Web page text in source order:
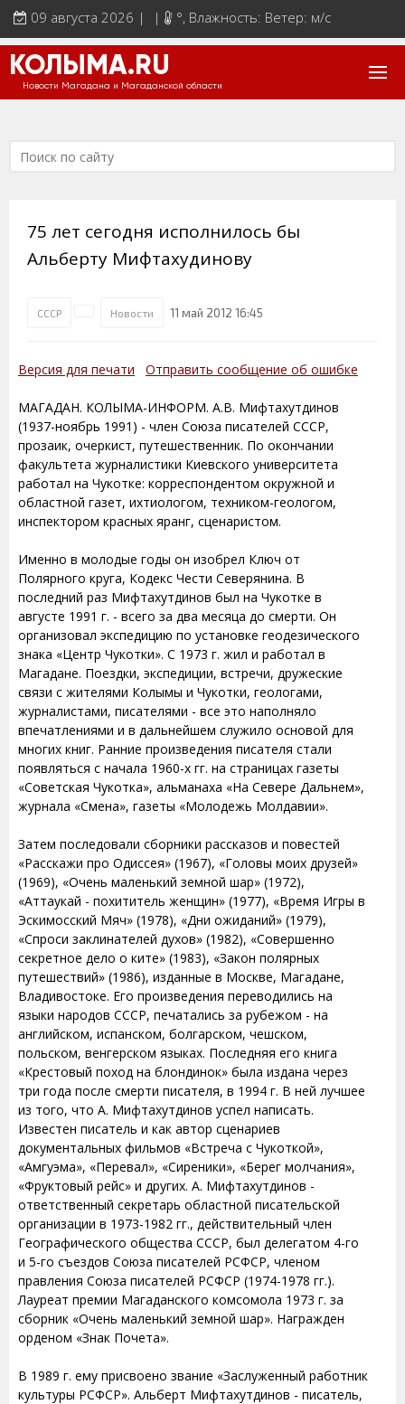
09 августа 2026 | | °, Влажность: Ветер: м/с
КОЛЫМА.RU
Новости Магадана и Магаданской области
75 лет сегодня исполнилось бы
Альберту Мифтахудинову
СССР Новости 11 май 2012 16:45
Версия для печати Отправить сообщение об ошибке
МАГАДАН. КОЛЫМА-ИНФОРМ. А.В. Мифтахутдинов
(1937-ноябрь 1991) - член Союза писателей СССР,
прозаик, очеркист, путешественник. По окончании
факультета журналистики Киевского университета
работал на Чукотке: корреспондентом окружной и
областной газет, ихтиологом, техником-геологом,
инспектором красных яранг, сценаристом.
Именно в молодые годы он изобрел Ключ от
Полярного круга, Кодекс Чести Северянина. В
последний раз Мифтахутдинов был на Чукотке в
августе 1991 г. - всего за два месяца до смерти. Он
организовал экспедицию по установке геодезического
знака «Центр Чукотки». С 1973 г. жил и работал в
Магадане. Поездки, экспедиции, встречи, дружеские
связи с жителями Колымы и Чукотки, геологами,
журналистами, писателями - все это наполняло
впечатлениями и в дальнейшем служило основой для
многих книг. Ранние произведения писателя стали
появляться с начала 1960-х гг. на страницах газеты
«Советская Чукотка», альманаха «На Севере Дальнем»,
журнала «Смена», газеты «Молодежь Молдавии».
Затем последовали сборники рассказов и повестей
«Расскажи про Одиссея» (1967), «Головы моих друзей»
(1969), «Очень маленький земной шар» (1972),
«Аттаукай - похититель женщин» (1977), «Время Игры в
Эскимосский Мяч» (1978), «Дни ожиданий» (1979),
«Спроси заклинателей духов» (1982), «Совершенно
секретное дело о ките» (1983), «Закон полярных
путешествий» (1986), изданные в Москве, Магадане,
Владивостоке. Его произведения переводились на
языки народов СССР, печатались за рубежом - на
английском, испанском, болгарском, чешском,
польском, венгерском языках. Последняя его книга
«Крестовый поход на блондинок» была издана через
три года после смерти писателя, в 1994 г. В ней лучшее
из того, что А. Мифтахутдинов успел написать.
Известен писатель и как автор сценариев
документальных фильмов «Встреча с Чукоткой»,
«Амгуэма», «Перевал», «Сиреники», «Берег молчания»,
«Фруктовый рейс» и других. А. Мифтахутдинов -
ответственный секретарь областной писательской
организации в 1973-1982 гг., действительный член
Географического общества СССР, был делегатом 4-го
и 5-го съездов Союза писателей РСФСР, членом
правления Союза писателей РСФСР (1974-1978 гг.).
Лауреат премии Магаданского комсомола 1973 г. за
сборник «Очень маленький земной шар». Награжден
орденом «Знак Почета».
В 1989 г. ему присвоено звание «Заслуженный работник
культуры РСФСР». Альберт Мифтахутдинов - писатель,